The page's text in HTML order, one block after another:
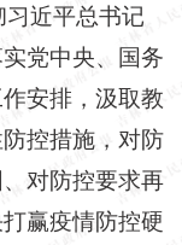
习近平总书记
党中央、国务
安排，汲取教
控措施，对防
对防控要求再
赢疫情防控硬